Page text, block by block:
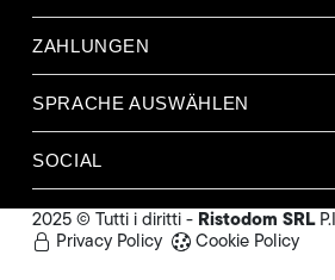
ZAHLUNGEN
SPRACHE AUSWÄHLEN
SOCIAL
2025 © Tutti i diritti - Ristodom SRL
Privacy Policy
Cookie Policy